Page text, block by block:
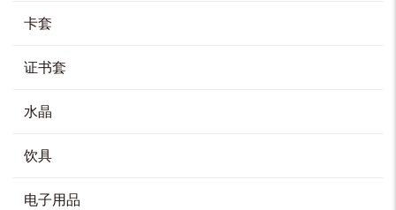
卡套
证书套
水晶
饮具
电子用品